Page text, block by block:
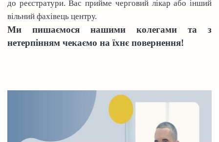
до реєстратури. Вас прийме черговий лікар або інший
вільний фахівець центру.
Ми пишаємося нашими колегами та з
нетерпінням чекаємо на їхнє повернення!